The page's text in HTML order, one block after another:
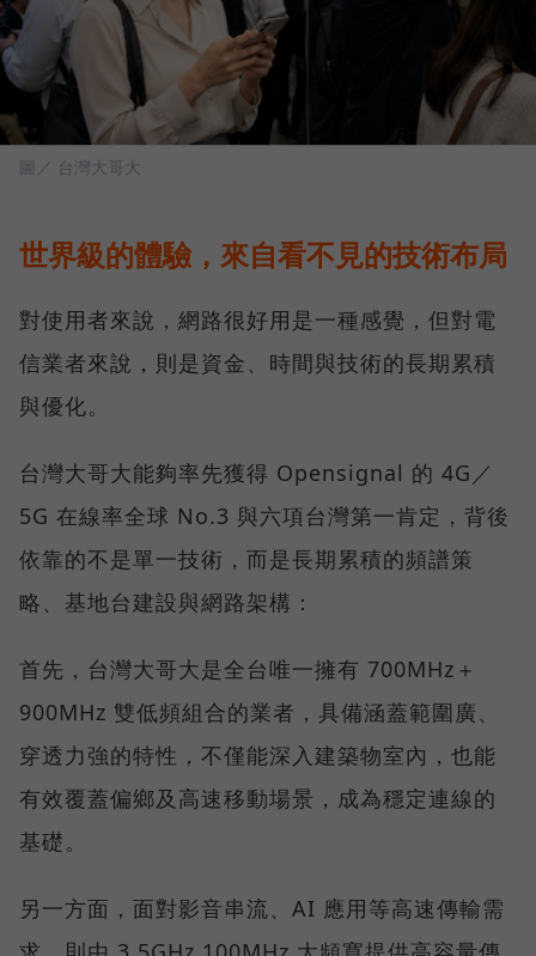
圖／ 台灣大哥大
世界級的體驗，來自看不見的技術布局
對使用者來說，網路很好用是一種感覺，但對電
信業者來說，則是資金、時間與技術的長期累積
與優化。
台灣大哥大能夠率先獲得 Opensignal 的 4G／
5G 在線率全球 No.3 與六項台灣第一肯定，背後
依靠的不是單一技術，而是長期累積的頻譜策
略、基地台建設與網路架構：
首先，台灣大哥大是全台唯一擁有 700MHz＋
900MHz 雙低頻組合的業者，具備涵蓋範圍廣、
穿透力強的特性，不僅能深入建築物室內，也能
有效覆蓋偏鄉及高速移動場景，成為穩定連線的
基礎。
另一方面，面對影音串流、AI 應用等高速傳輸需